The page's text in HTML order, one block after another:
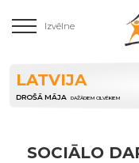
Izvēlne
LATVIJA
DROŠĀ MĀJA DAŽĀDIEM CILVĒKIEM
SOCIĀLO